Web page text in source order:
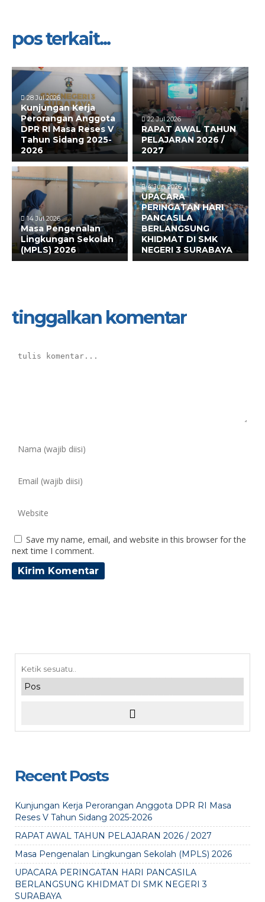
pos terkait...
28 Jul 2026
Kunjungan Kerja
Perorangan Anggota
DPR RI Masa Reses V
Tahun Sidang 2025-
2026
22 Jul 2026
RAPAT AWAL TAHUN
PELAJARAN 2026 /
2027
14 Jul 2026
Masa Pengenalan
Lingkungan Sekolah
(MPLS) 2026
4 Jun 2026
UPACARA
PERINGATAN HARI
PANCASILA
BERLANGSUNG
KHIDMAT DI SMK
NEGERI 3 SURABAYA
tinggalkan komentar
Save my name, email, and website in this browser for the
next time I comment.
Recent Posts
Kunjungan Kerja Perorangan Anggota DPR RI Masa
Reses V Tahun Sidang 2025-2026
RAPAT AWAL TAHUN PELAJARAN 2026 / 2027
Masa Pengenalan Lingkungan Sekolah (MPLS) 2026
UPACARA PERINGATAN HARI PANCASILA
BERLANGSUNG KHIDMAT DI SMK NEGERI 3
SURABAYA